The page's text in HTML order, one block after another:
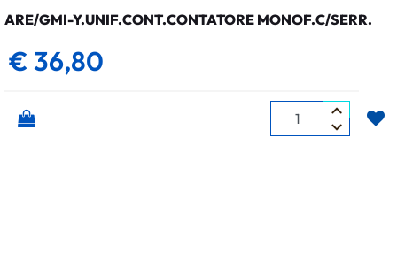
ARE/GMI-Y.UNIF.CONT.CONTATORE MONOF.C/SERR.
€ 36,80
Quantità